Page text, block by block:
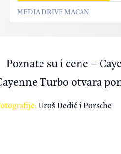
MEDIA DRIVE MACAN
Poznate su i cene –
Turbo otvara
Uroš Dedić i Porsche